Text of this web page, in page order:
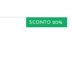
SCONTO 20%